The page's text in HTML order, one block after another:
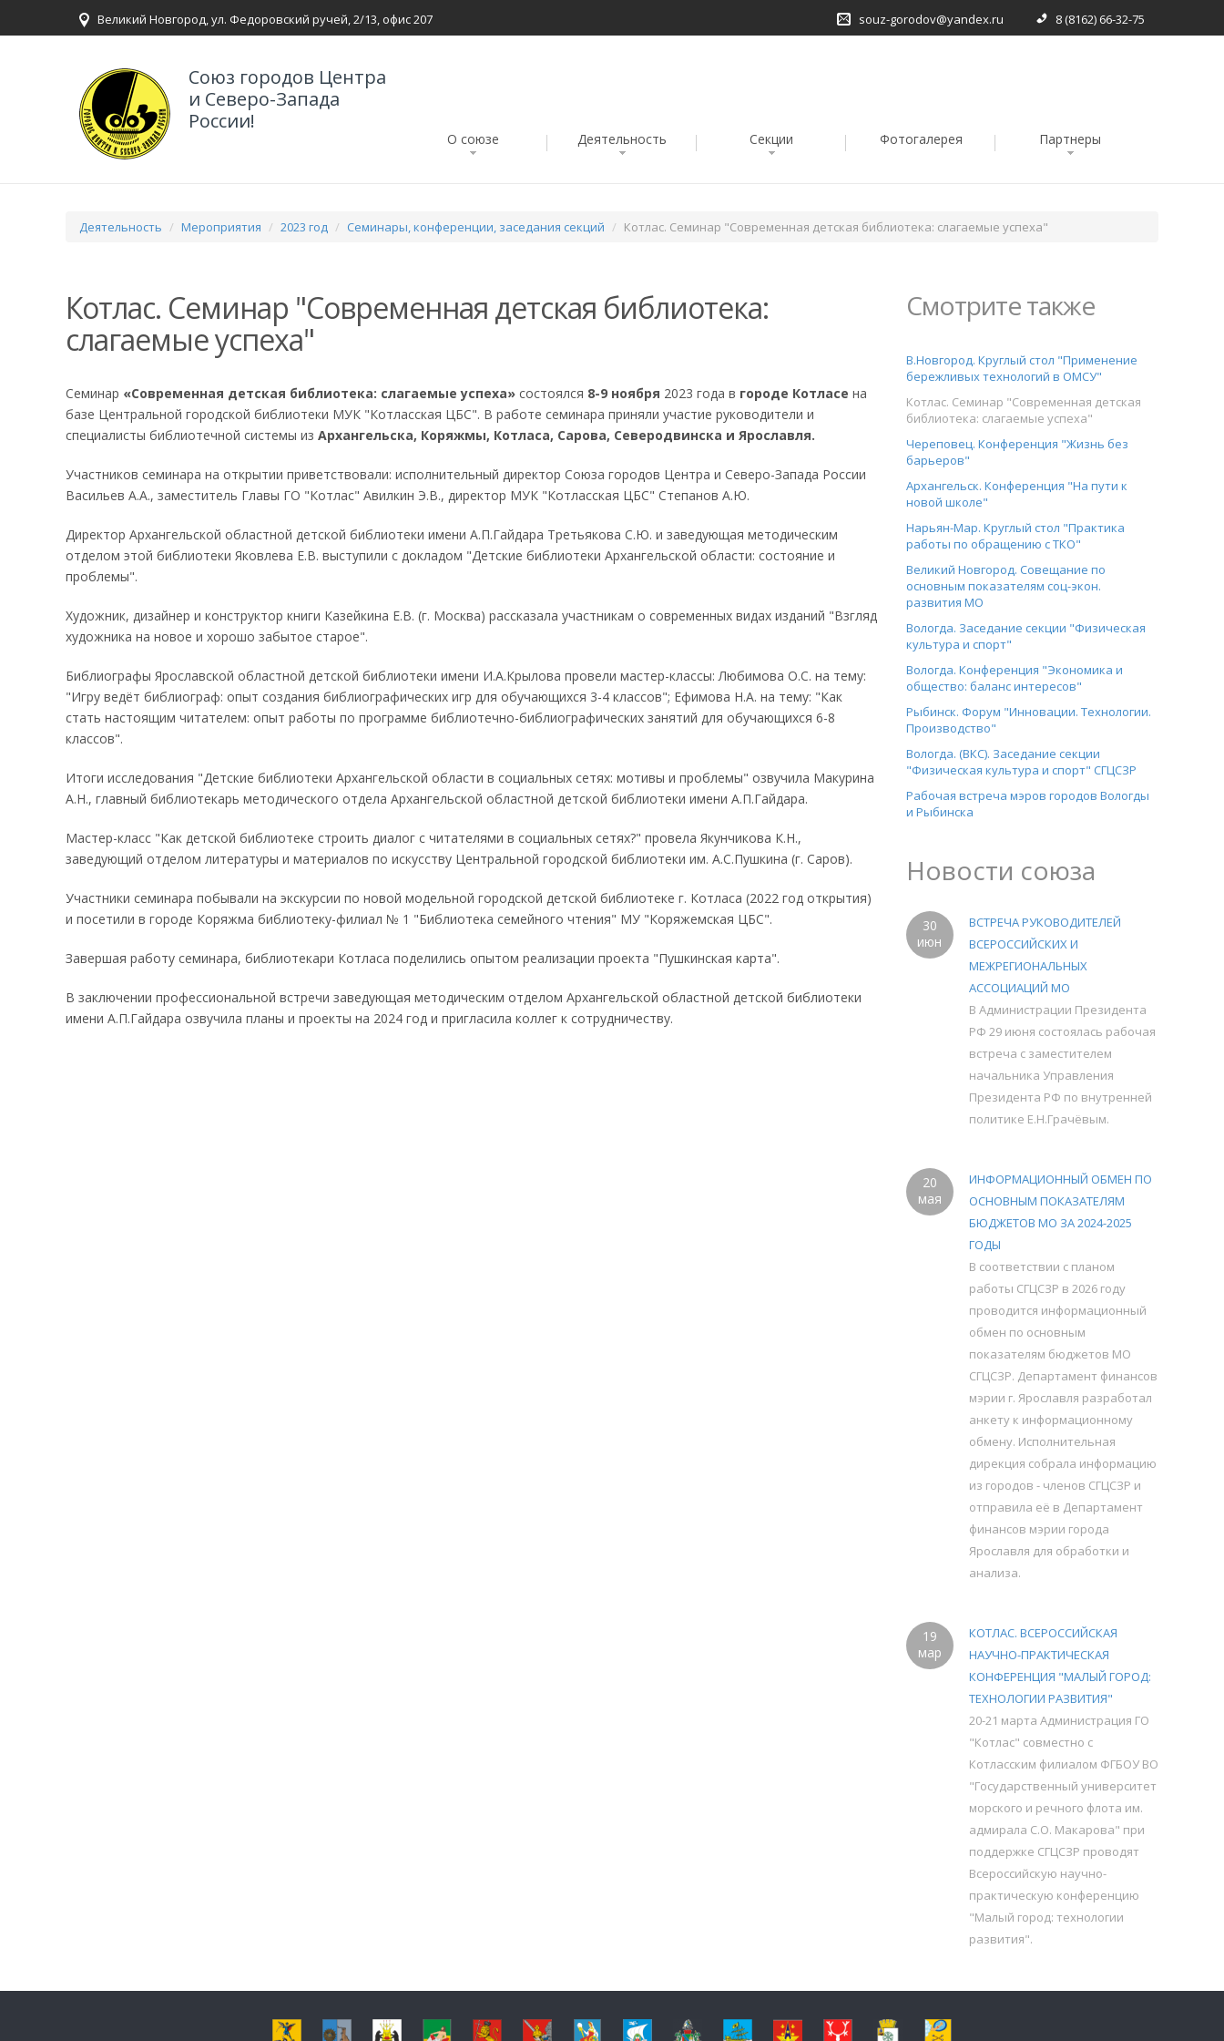
Великий Новгород, ул. Федоровский ручей, 2/13, офис 207 souz-gorodov@yandex.ru 8 (8162) 66-32-75
Союз городов Центра
и Северо-Запада
России!
О союзе Деятельность Секции Фотогалерея Партнеры
Деятельность Мероприятия 2023 год Семинары, конференции, заседания секций Котлас. Семинар "Современная детская библиотека: слагаемые успеха"
Котлас. Семинар "Современная детская библиотека:
слагаемые успеха"
Семинар «Современная детская библиотека: слагаемые успеха» состоялся 8-9 ноября 2023 года в городе Котласе на
базе Центральной городской библиотеки МУК "Котласская ЦБС". В работе семинара приняли участие руководители и
специалисты библиотечной системы из Архангельска, Коряжмы, Котласа, Сарова, Северодвинска и Ярославля.
Участников семинара на открытии приветствовали: исполнительный директор Союза городов Центра и Северо-Запада России
Васильев А.А., заместитель Главы ГО "Котлас" Авилкин Э.В., директор МУК "Котласская ЦБС" Степанов А.Ю.
Директор Архангельской областной детской библиотеки имени А.П.Гайдара Третьякова С.Ю. и заведующая методическим
отделом этой библиотеки Яковлева Е.В. выступили с докладом "Детские библиотеки Архангельской области: состояние и
проблемы".
Художник, дизайнер и конструктор книги Казейкина Е.В. (г. Москва) рассказала участникам о современных видах изданий "Взгляд
художника на новое и хорошо забытое старое".
Библиографы Ярославской областной детской библиотеки имени И.А.Крылова провели мастер-классы: Любимова О.С. на тему:
"Игру ведёт библиограф: опыт создания библиографических игр для обучающихся 3-4 классов"; Ефимова Н.А. на тему: "Как
стать настоящим читателем: опыт работы по программе библиотечно-библиографических занятий для обучающихся 6-8
классов".
Итоги исследования "Детские библиотеки Архангельской области в социальных сетях: мотивы и проблемы" озвучила Макурина
А.Н., главный библиотекарь методического отдела Архангельской областной детской библиотеки имени А.П.Гайдара.
Мастер-класс "Как детской библиотеке строить диалог с читателями в социальных сетях?" провела Якунчикова К.Н.,
заведующий отделом литературы и материалов по искусству Центральной городской библиотеки им. А.С.Пушкина (г. Саров).
Участники семинара побывали на экскурсии по новой модельной городской детской библиотеке г. Котласа (2022 год открытия)
и посетили в городе Коряжма библиотеку-филиал № 1 "Библиотека семейного чтения" МУ "Коряжемская ЦБС".
Завершая работу семинара, библиотекари Котласа поделились опытом реализации проекта "Пушкинская карта".
В заключении профессиональной встречи заведующая методическим отделом Архангельской областной детской библиотеки
имени А.П.Гайдара озвучила планы и проекты на 2024 год и пригласила коллег к сотрудничеству.
Смотрите также
В.Новгород. Круглый стол "Применение
бережливых технологий в ОМСУ"
Котлас. Семинар "Современная детская
библиотека: слагаемые успеха"
Череповец. Конференция "Жизнь без
барьеров"
Архангельск. Конференция "На пути к
новой школе"
Нарьян-Мар. Круглый стол "Практика
работы по обращению с ТКО"
Великий Новгород. Совещание по
основным показателям соц-экон.
развития МО
Вологда. Заседание секции "Физическая
культура и спорт"
Вологда. Конференция "Экономика и
общество: баланс интересов"
Рыбинск. Форум "Инновации. Технологии.
Производство"
Вологда. (ВКС). Заседание секции
"Физическая культура и спорт" СГЦСЗР
Рабочая встреча мэров городов Вологды
и Рыбинска
Новости союза
30
июн
ВСТРЕЧА РУКОВОДИТЕЛЕЙ
ВСЕРОССИЙСКИХ И
МЕЖРЕГИОНАЛЬНЫХ
АССОЦИАЦИЙ МО
В Администрации Президента
РФ 29 июня состоялась рабочая
встреча с заместителем
начальника Управления
Президента РФ по внутренней
политике Е.Н.Грачёвым.
20
мая
ИНФОРМАЦИОННЫЙ ОБМЕН ПО
ОСНОВНЫМ ПОКАЗАТЕЛЯМ
БЮДЖЕТОВ МО ЗА 2024-2025
ГОДЫ
В соответствии с планом
работы СГЦСЗР в 2026 году
проводится информационный
обмен по основным
показателям бюджетов МО
СГЦСЗР. Департамент финансов
мэрии г. Ярославля разработал
анкету к информационному
обмену. Исполнительная
дирекция собрала информацию
из городов - членов СГЦСЗР и
отправила её в Департамент
финансов мэрии города
Ярославля для обработки и
анализа.
19
мар
КОТЛАС. ВСЕРОССИЙСКАЯ
НАУЧНО-ПРАКТИЧЕСКАЯ
КОНФЕРЕНЦИЯ "МАЛЫЙ ГОРОД:
ТЕХНОЛОГИИ РАЗВИТИЯ"
20-21 марта Администрация ГО
"Котлас" совместно с
Котласским филиалом ФГБОУ ВО
"Государственный университет
морского и речного флота им.
адмирала С.О. Макарова" при
поддержке СГЦСЗР проводят
Всероссийскую научно-
практическую конференцию
"Малый город: технологии
развития".